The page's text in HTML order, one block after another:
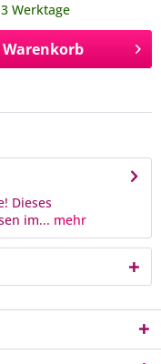
Werktage
Warenkorb
Dieses
im... mehr